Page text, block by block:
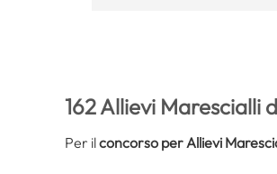
162 Allievi Marescialli
Per ilconcorso per Allievi